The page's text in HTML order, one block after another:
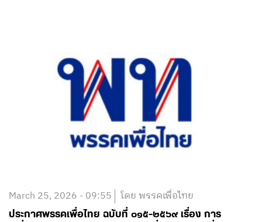
March 25, 2026 - 09:55 โดย พรรคเพื่อไทย
ประกาศพรรคเพื่อไทย ฉบับที่ ๐๑๕-๒๕๖๙ เรื่อง การ